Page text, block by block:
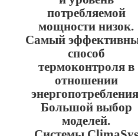
потребляемой
мощности низок.
Самый
способ
термоконтроля в
отношении
Большой выбор
моделей.